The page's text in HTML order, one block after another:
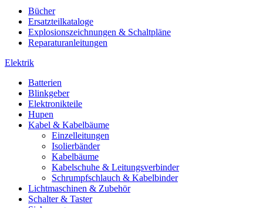
Bücher
Ersatzteilkataloge
Explosionszeichnungen & Schaltpläne
Reparaturanleitungen
Elektrik
Batterien
Blinkgeber
Elektronikteile
Hupen
Kabel & Kabelbäume
Einzelleitungen
Isolierbänder
Kabelbäume
Kabelschuhe & Leitungsverbinder
Schrumpfschlauch & Kabelbinder
Lichtmaschinen & Zubehör
Schalter & Taster